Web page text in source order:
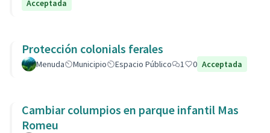
Acceptada
Protección colonials ferales
Menuda Municipio Espacio Público 1 0 Acceptada
Cambiar columpios en parque infantil Mas
Romeu